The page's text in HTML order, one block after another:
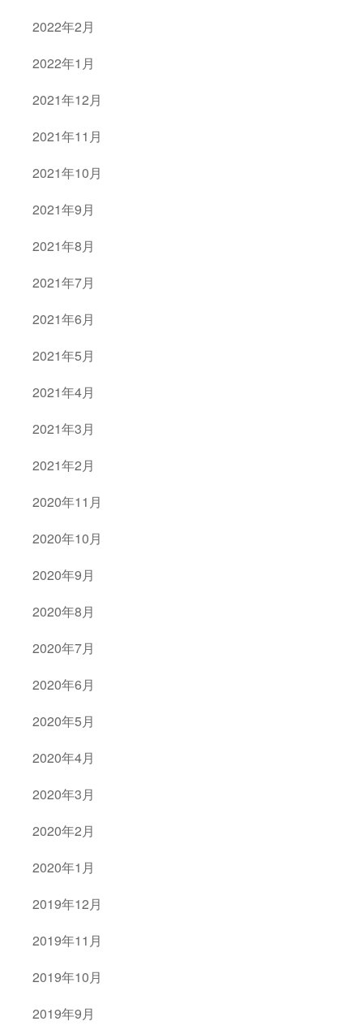
2022年2月
2022年1月
2021年12月
2021年11月
2021年10月
2021年9月
2021年8月
2021年7月
2021年6月
2021年5月
2021年4月
2021年3月
2021年2月
2020年11月
2020年10月
2020年9月
2020年8月
2020年7月
2020年6月
2020年5月
2020年4月
2020年3月
2020年2月
2020年1月
2019年12月
2019年11月
2019年10月
2019年9月